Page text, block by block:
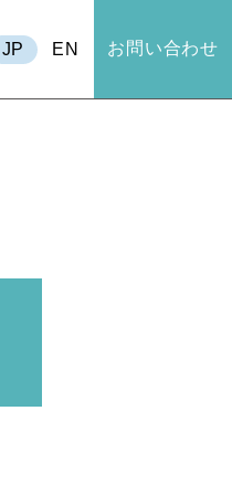
EN お問い合わせ